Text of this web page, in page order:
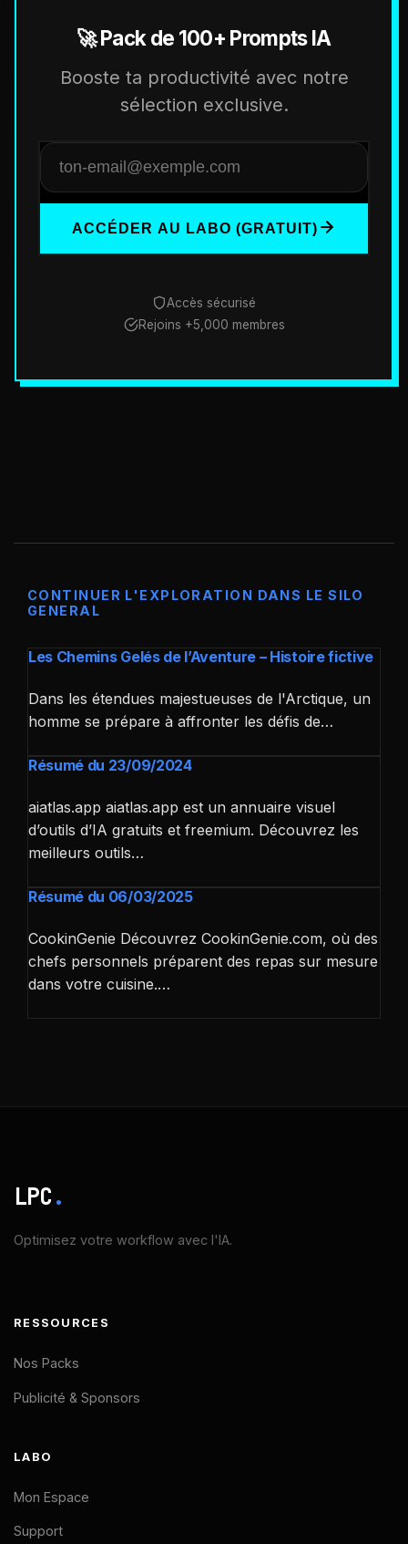
🚀 Pack de 100+ Prompts IA
Booste ta productivité avec notre
sélection exclusive.
ACCÉDER AU LABO (GRATUIT)
Accès sécurisé
Rejoins +5,000 membres
CONTINUER L'EXPLORATION DANS LE SILO
GENERAL
Les Chemins Gelés de l’Aventure – Histoire fictive
Dans les étendues majestueuses de l'Arctique, un
homme se prépare à affronter les défis de…
Résumé du 23/09/2024
aiatlas.app aiatlas.app est un annuaire visuel
d’outils d’IA gratuits et freemium. Découvrez les
meilleurs outils…
Résumé du 06/03/2025
CookinGenie Découvrez CookinGenie.com, où des
chefs personnels préparent des repas sur mesure
dans votre cuisine.…
LPC.
Optimisez votre workflow avec l'IA.
RESSOURCES
Nos Packs
Publicité & Sponsors
LABO
Mon Espace
Support